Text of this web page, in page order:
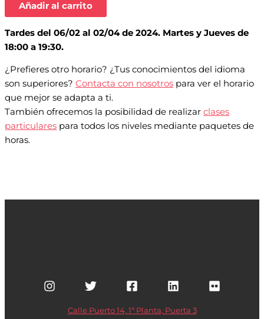
Añadir al carrito
Tardes del 06/02 al 02/04 de 2024. Martes y Jueves de
18:00 a 19:30.
¿Prefieres otro horario? ¿Tus conocimientos del idioma
son superiores? Contacta con nosotros para ver el horario
que mejor se adapta a ti.
También ofrecemos la posibilidad de realizar clases
particulares para todos los niveles mediante paquetes de
horas.
Calle Puerto 14, 1ª Planta, Puerta 3